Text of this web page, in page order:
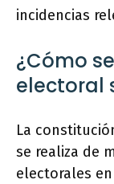
incidencias
¿Cómo
electoral
La
se realiza de
electorales